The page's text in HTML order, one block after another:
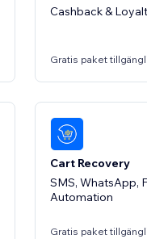
Cashback &
Gratis paket
Cart Recovery
SMS, WhatsApp,
Automation
Gratis paket